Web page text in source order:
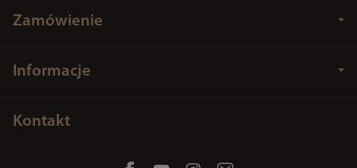
Zamówienie
Informacje
Kontakt